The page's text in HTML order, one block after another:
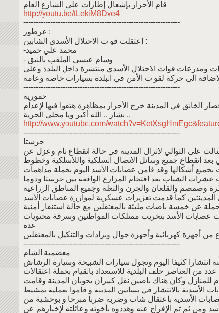
قام الأحرار بإشعال إطارات على الشارع العام
http://youtu.be/tLekiM8Dve4
----------------------------------------------------------------
عرطوز :
إعتقلت قوات الاحتلال الأسدي الشابين :
-محمد علي حميد
- وسام عيسى الملقب بالنيق
ومدرعات قوات الاحتلال الأسدي منتشرة داخل البلدة وعلى
----------------------------------------------------------------
حمورية
الخانق في المدينة خرج الأحرار بمظاهرة هتفوا فيها لإعدام
بشار .. الله أكبر ويا محلى الحرية ..
http://www.youtube.com/
----------------------------------------------------------------
حرستا
على التوالي لاتزال المدينة في حالة انقطاع تام وعزل عن
بعد انقطاع جميع وسائل الاتصال السلكية واللاسلكية وخطوط
بجميع أشكالها وقد قامن عصابات الأسد اليوم بحملة مداهمات
عشرات الشباب بعد اقتحام المزارع الواقعة بين حرستا ودوما
وصمصم والقلعان والجرن والتعلة وجميع المناطق الزراعية
المدينتين كما قدمت تعزيزات عسكرية لمؤازرة عصابات الأسد
عن خمسة باصات مليئة بالمعتقلين مع حالة استنفار أمنية
عصابات الأسد بتخريب ممتلكات المواطنين وسرقة محتويات
عدة
----------------------------------------------------------------
معضمية الشام
انتشارا كثيفا اليوم وتجول سيارات الشبيحة وسيارة الرشاش
من العناصر خلف البلدية للاستعداد بالقيام بحملة اعتقالات
للمنازل وكان هناك باصين نقل كبيران يجوبان المدينة وقامت
الأسدية بالانتشار في بساتين المدينة و قاموا بعملية تمشيط
الأسدية باعتقال شاب وضربه ضربا مبرحا و بوحشية من
ومن ثم تم الإفراج عنه وهددوه بأخوته وعائلته لإخبارهم عن